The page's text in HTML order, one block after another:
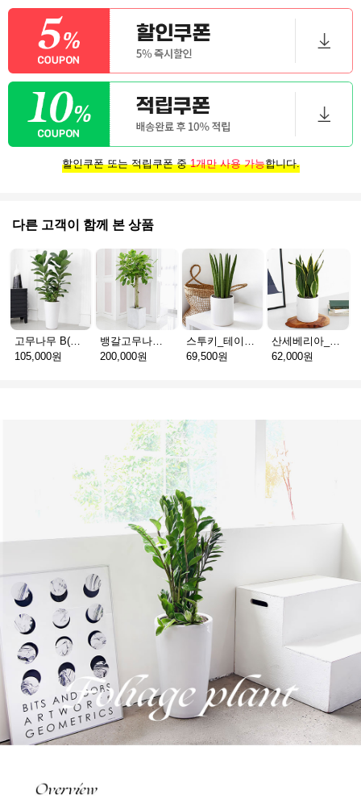
할인쿠폰 또는 적립쿠폰 중1개만 사용 가능합니다.
다른 고객이 함께 본 상품
105,000원
200,000원
69,500원
62,000원